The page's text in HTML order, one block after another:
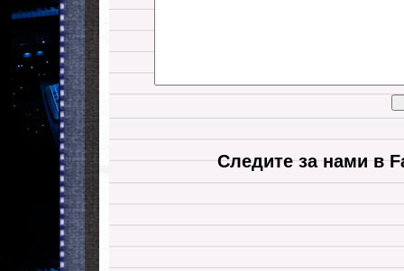
Следите за нами в